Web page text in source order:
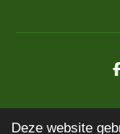
Deze website